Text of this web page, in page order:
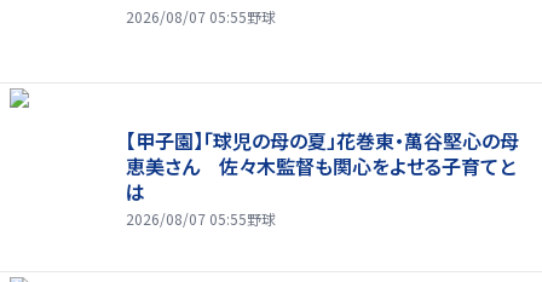
2026/08/07 05:55野球
【甲子園】「球児の母の夏」花巻東・萬谷堅心の母
恵美さん 佐々木監督も関心をよせる子育てと
は
2026/08/07 05:55野球